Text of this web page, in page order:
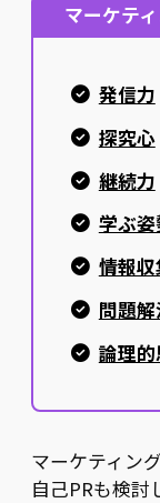
マーケテ
発信力
探究心
継続力
学ぶ
情報
問題
論理
マーケティン
自己PRも検討